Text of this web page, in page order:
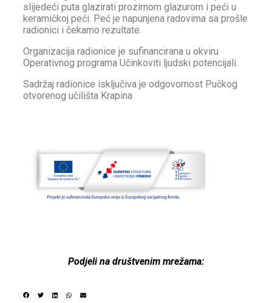
slijedeći puta glazirati prozirnom glazurom i peći u
keramičkoj peći. Peć je napunjena radovima sa prošle
radionici i čekamo rezultate.
Organizacija radionice je sufinancirana u okviru
Operativnog programa Učinkoviti ljudski potencijali.
Sadržaj radionice isključiva je odgovornost Pučkog
otvorenog učilišta Krapina
Podjeli na društvenim mrežama: